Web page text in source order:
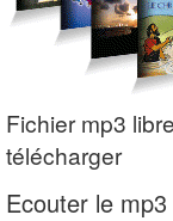
Fichier mp3
télécharger
Ecouter le mp3